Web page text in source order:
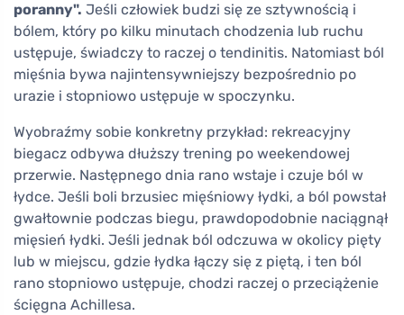
poranny". Jeśli człowiek budzi się ze sztywnością i
bólem, który po kilku minutach chodzenia lub ruchu
ustępuje, świadczy to raczej o tendinitis. Natomiast ból
mięśnia bywa najintensywniejszy bezpośrednio po
urazie i stopniowo ustępuje w spoczynku.
Wyobraźmy sobie konkretny przykład: rekreacyjny
biegacz odbywa dłuższy trening po weekendowej
przerwie. Następnego dnia rano wstaje i czuje ból w
łydce. Jeśli boli brzusiec mięśniowy łydki, a ból powstał
gwałtownie podczas biegu, prawdopodobnie naciągnął
mięsień łydki. Jeśli jednak ból odczuwa w okolicy pięty
lub w miejscu, gdzie łydka łączy się z piętą, i ten ból
rano stopniowo ustępuje, chodzi raczej o przeciążenie
ścięgna Achillesa.